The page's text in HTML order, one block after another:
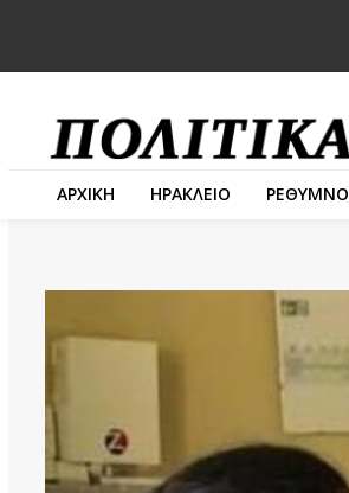
ΑΡΧΙΚΗ ΗΡΑΚΛΕΙΟ ΡΕΘΥΜΝΟ